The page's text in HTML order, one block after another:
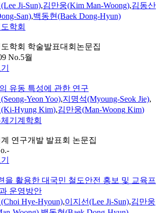
Ji-Sun),김만웅(Kim Man-Woong),김동산
San),백동현(Baek Dong-Hyun)
학회
학회 학술발표대회논문집
No.5월
유동 특성에 관한 연구
Yeon Yoo),지명석(Myoung-Seok Jie),
Hyung Kim),김만웅(Man-Woong Kim)
기계학회
연구개발 발표회 논문집
을 활용한 대국민 철도안전 홍보 및 교육프
운영방안
Hye-Hyoun),이지선(Lee Ji-Sun),김만웅